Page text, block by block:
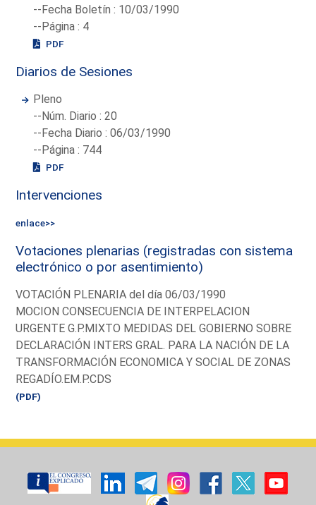
--Fecha Boletín : 10/03/1990
--Página : 4
PDF
Diarios de Sesiones
Pleno
--Núm. Diario : 20
--Fecha Diario : 06/03/1990
--Página : 744
PDF
Intervenciones
enlace>>
Votaciones plenarias (registradas con sistema
electrónico o por asentimiento)
VOTACIÓN PLENARIA del día 06/03/1990
MOCION CONSECUENCIA DE INTERPELACION
URGENTE G.P.MIXTO MEDIDAS DEL GOBIERNO SOBRE
DECLARACIÓN INTERS GRAL. PARA LA NACIÓN DE LA
TRANSFORMACIÓN ECONOMICA Y SOCIAL DE ZONAS
REGADÍO.EM.P.CDS
(PDF)